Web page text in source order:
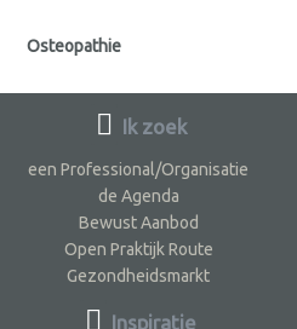
Osteopathie
Ik zoek
een Professional/Organisatie
de Agenda
Bewust Aanbod
Open Praktijk Route
Gezondheidsmarkt
Inspiratie